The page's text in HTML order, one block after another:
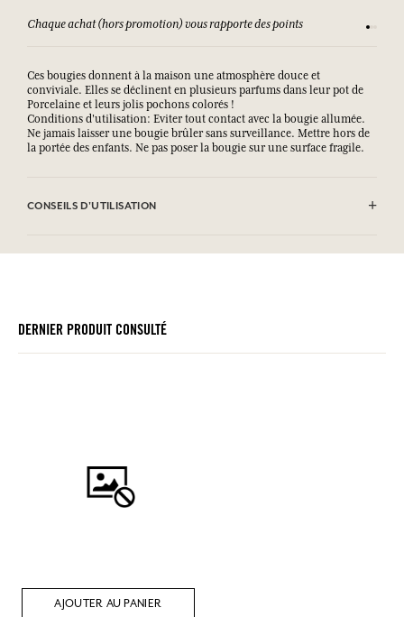
Chaque achat (hors promotion) vous rapporte des points
Ces bougies donnent à la maison une atmosphère douce et
conviviale. Elles se déclinent en plusieurs parfums dans leur pot de
Porcelaine et leurs jolis pochons colorés !
Conditions d'utilisation: Eviter tout contact avec la bougie allumée.
Ne jamais laisser une bougie brûler sans surveillance. Mettre hors de
la portée des enfants. Ne pas poser la bougie sur une surface fragile.
CONSEILS D'UTILISATION
DERNIER PRODUIT CONSULTÉ
AJOUTER AU PANIER